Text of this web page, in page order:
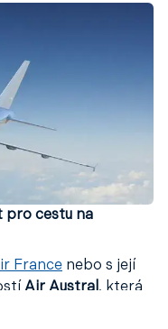
pro cestu na
France nebo s její
Air Austral, která